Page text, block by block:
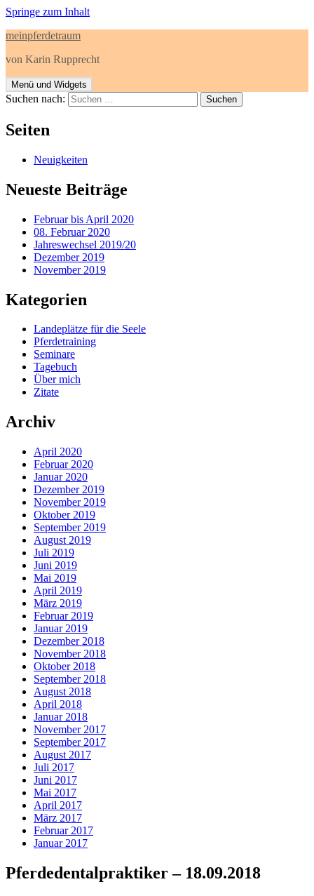
Springe zum Inhalt
meinpferdetraum
von Karin Rupprecht
Menü und Widgets
Suchen nach:
Seiten
Neuigkeiten
Neueste Beiträge
Februar bis April 2020
08. Februar 2020
Jahreswechsel 2019/20
Dezember 2019
November 2019
Kategorien
Landeplätze für die Seele
Pferdetraining
Seminare
Tagebuch
Über mich
Zitate
Archiv
April 2020
Februar 2020
Januar 2020
Dezember 2019
November 2019
Oktober 2019
September 2019
August 2019
Juli 2019
Juni 2019
Mai 2019
April 2019
März 2019
Februar 2019
Januar 2019
Dezember 2018
November 2018
Oktober 2018
September 2018
August 2018
April 2018
Januar 2018
November 2017
September 2017
August 2017
Juli 2017
Juni 2017
Mai 2017
April 2017
März 2017
Februar 2017
Januar 2017
Pferdedentalpraktiker – 18.09.2018